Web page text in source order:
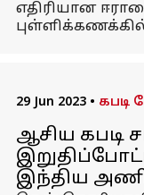
எதிரியான
29 Jun 2023 • கபடி
ஆசிய கபடி
இந்திய